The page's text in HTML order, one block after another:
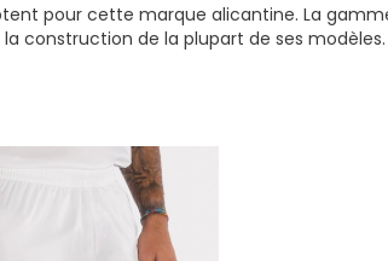
pour cette marque alicantine. La
construction de la plupart de ses modèles.